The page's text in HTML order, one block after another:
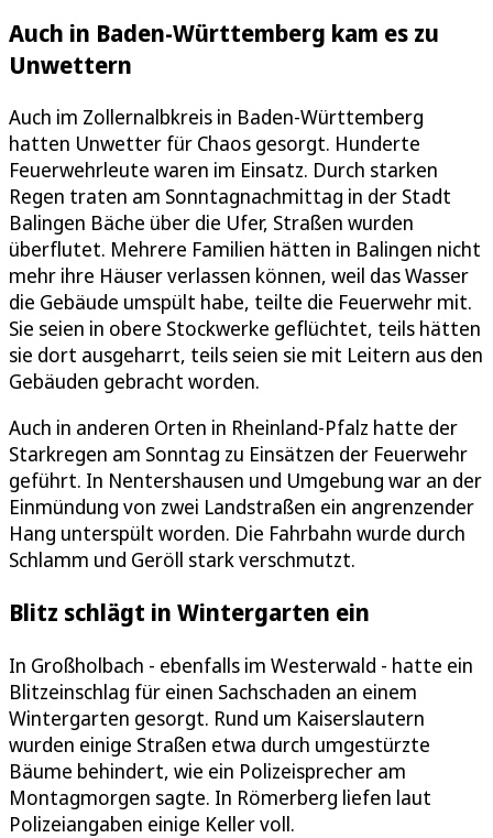
Auch in Baden-Württemberg kam es zu
Unwettern
Auch im Zollernalbkreis in Baden-Württemberg
hatten Unwetter für Chaos gesorgt. Hunderte
Feuerwehrleute waren im Einsatz. Durch starken
Regen traten am Sonntagnachmittag in der Stadt
Balingen Bäche über die Ufer, Straßen wurden
überflutet. Mehrere Familien hätten in Balingen nicht
mehr ihre Häuser verlassen können, weil das Wasser
die Gebäude umspült habe, teilte die Feuerwehr mit.
Sie seien in obere Stockwerke geflüchtet, teils hätten
sie dort ausgeharrt, teils seien sie mit Leitern aus den
Gebäuden gebracht worden.
Auch in anderen Orten in Rheinland-Pfalz hatte der
Starkregen am Sonntag zu Einsätzen der Feuerwehr
geführt. In Nentershausen und Umgebung war an der
Einmündung von zwei Landstraßen ein angrenzender
Hang unterspült worden. Die Fahrbahn wurde durch
Schlamm und Geröll stark verschmutzt.
Blitz schlägt in Wintergarten ein
In Großholbach - ebenfalls im Westerwald - hatte ein
Blitzeinschlag für einen Sachschaden an einem
Wintergarten gesorgt. Rund um Kaiserslautern
wurden einige Straßen etwa durch umgestürzte
Bäume behindert, wie ein Polizeisprecher am
Montagmorgen sagte. In Römerberg liefen laut
Polizeiangaben einige Keller voll.